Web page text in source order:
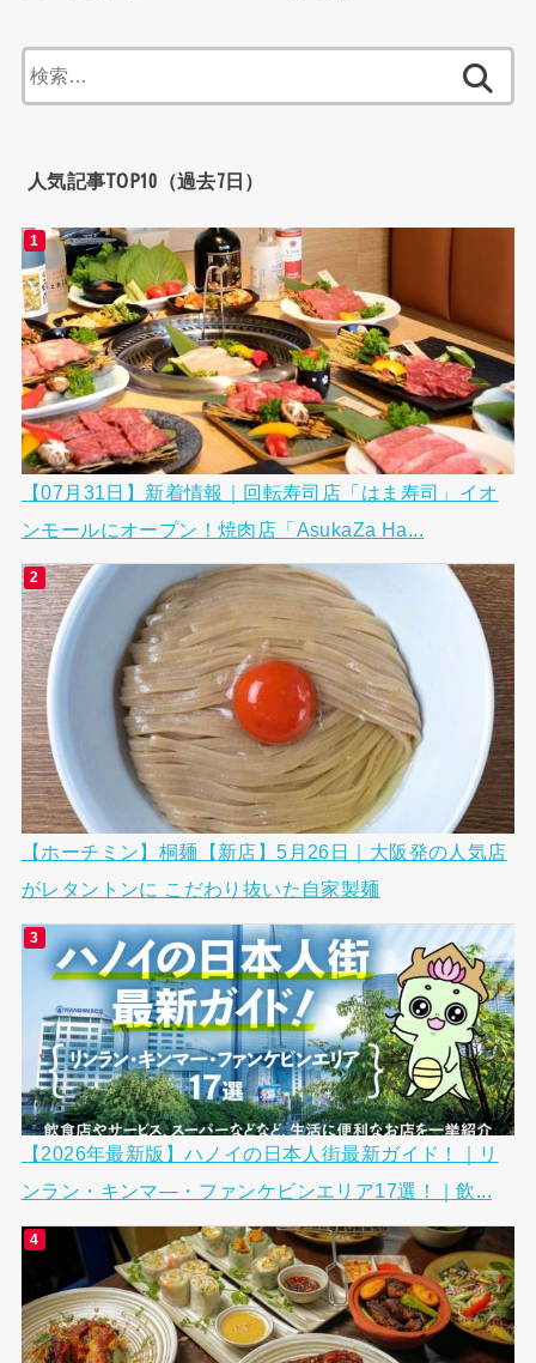
索:
人気記事TOP10（過去7日）
【07月31日】新着情報｜回転寿司店「はま寿司」イオ
ンモールにオープン！焼肉店「AsukaZa Ha...
【ホーチミン】桐麺【新店】5月26日｜大阪発の人気店
がレタントンに こだわり抜いた自家製麺
【2026年最新版】ハノイの日本人街最新ガイド！｜リ
ンラン・キンマ―・ファンケビンエリア17選！｜飲...